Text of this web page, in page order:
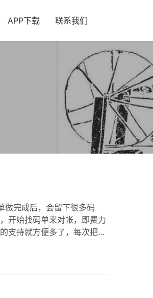
APP下载 联系我们
做完成后，会留下很多码
开始找码单来对帐，即费力
支持就方便多了，每次把拿
接点上传就轻松到服务器